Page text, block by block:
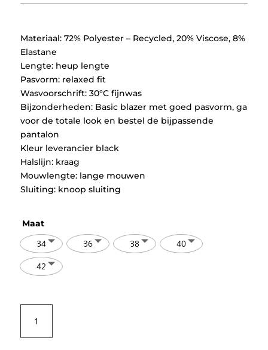
Materiaal: 72% Polyester – Recycled, 20% Viscose, 8%
Elastane
Lengte: heup lengte
Pasvorm: relaxed fit
Wasvoorschrift: 30°C fijnwas
Bijzonderheden: Basic blazer met goed pasvorm, ga
voor de totale look en bestel de bijpassende
pantalon
Kleur leverancier black
Halslijn: kraag
Mouwlengte: lange mouwen
Sluiting: knoop sluiting
Maat
34 36 38
40
42
Femme
SLFRita